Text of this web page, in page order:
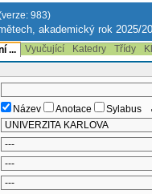
983)
akademický rok 2025/
... Vyučující Katedry Třídy
Název Anotace
Sylabus